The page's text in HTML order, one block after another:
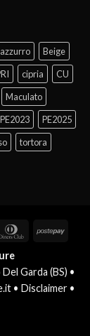
azzurro
Beige
cipria
CU
Maculato
PE2023
PE2025
tortora
Garda (BS) •
• Disclaimer •